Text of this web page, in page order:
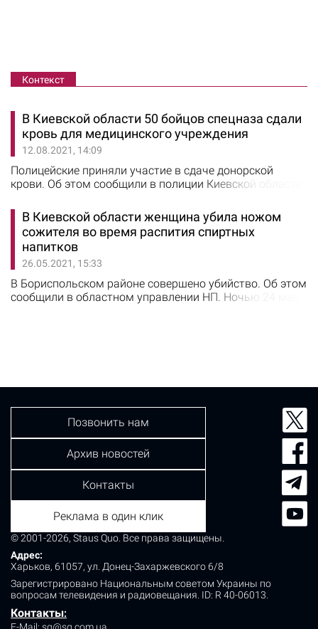
Контекст
В Киевской области 50 бойцов спецназа сдали
кровь для медицинского учреждения
12.08.2021, 14:09
Полицейские приняли участие в сдаче донорской
крови. Об этом сообщили в полиции Киевской области.
присоединились к процедуре донорства и сдали кровь
и ее компоненты для “Киевского областного центра
службы крови”. Донорами крови для пациентов,
которые нуждаются в переливании компонентов крови
в период лечения, стали 50 полицейских.…
В Киевской области женщина убила ножом
сожителя во время распития спиртных
напитков
26.05.2021, 15:33
В Бориспольском районе совершено убийство. Об этом
сообщили в областном управлении НП. Ночью 24 мая
производство…
© 2001-2026, Staus Quo. Все права защищены.
Адрес:
Харьков, 61057, ул. Донец-Захаржевского 6/8
Зарегистрировано Национальным советом Украины по
вопросам телевидения и радиовещания. ID: R 40-06013.
Контакты:
E-Mail: sq@sq.com.ua
Позвонить нам
Архив новостей
Контакты
Реклама в один клик